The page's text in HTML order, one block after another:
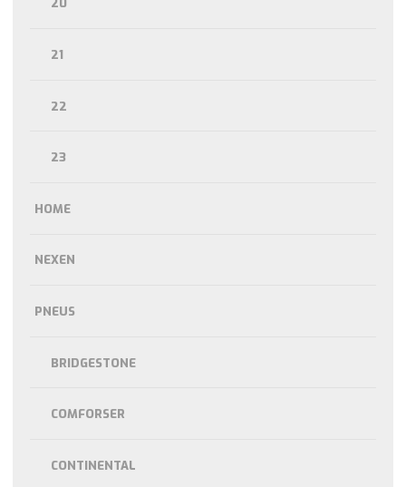
20
21
22
23
HOME
NEXEN
PNEUS
BRIDGESTONE
COMFORSER
CONTINENTAL